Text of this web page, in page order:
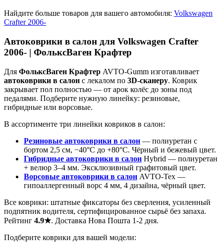
Найдите больше товаров для вашего автомобиля: Volkswagen
Crafter 2006-
Автоковрики в салон для Volkswagen Crafter
2006- | ФольксВаген Крафтер
Для ФольксВаген Крафтер AVTO-Gumm изготавливает
автоковрики в салон с лекалом по 3D-сканеру. Коврик
закрывает пол полностью — от арок колёс до зоны под
педалями. Подберите нужную линейку: резиновые,
гибридные или ворсовые.
В ассортименте три линейки ковриков в салон:
Резиновые автоковрики в салон — полиуретан с
бортом 2,5 см, −40°C до +80°C. Чёрный и бежевый цвет.
Гибридные автоковрики в салон Hybrid — полиуретан
+ велюр 3–4 мм. Эксклюзивный графитовый цвет.
Ворсовые автоковрики в салон AVTO-Tex —
гипоаллергенный ворс 4 мм, 4 дизайна, чёрный цвет.
Все коврики: штатные фиксаторы без сверления, усиленный
подпятник водителя, сертифицированное сырьё без запаха.
Рейтинг 4.9★. Доставка Нова Пошта 1-2 дня.
Подберите коврики для вашей модели: